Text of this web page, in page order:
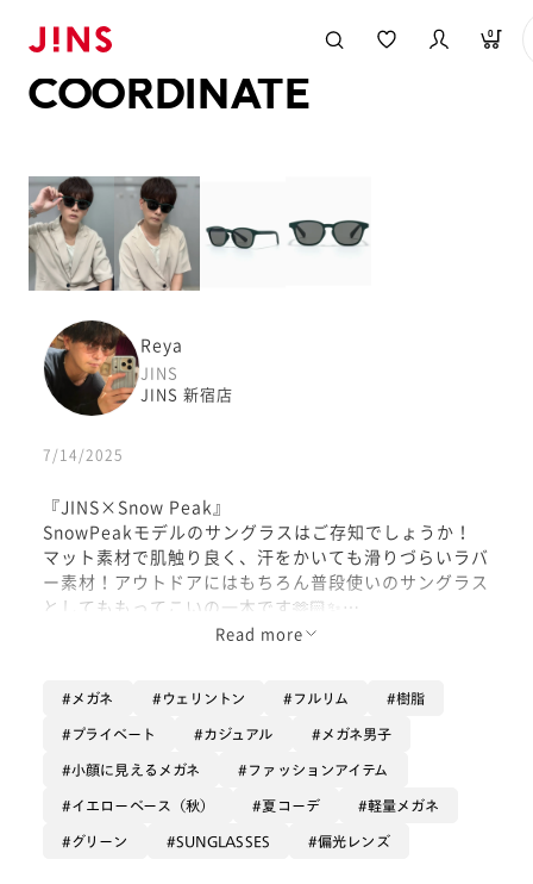
0
COORDINATE
Reya
JINS
JINS 新宿店
7/14/2025
『JINS×Snow Peak』
SnowPeakモデルのサングラスはご存知でしょうか！
マット素材で肌触り良く、汗をかいても滑りづらいラバ
ー素材！アウトドアにはもちろん普段使いのサングラス
としてももってこいの一本です🫶🏻✨
レンズには偏光レンズを搭載しており、ギラツキなどを
Read more
メガネ ウェリントン フルリム 樹脂
プライベート カジュアル メガネ男子
小顔に見えるメガネ ファッションアイテム
イエローベース（秋） 夏コーデ 軽量メガネ
グリーン SUNGLASSES 偏光レンズ